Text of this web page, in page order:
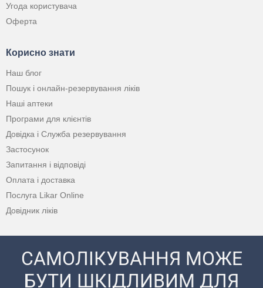
Угода користувача
Оферта
Корисно знати
Наш блог
Пошук і онлайн-резервування ліків
Наші аптеки
Програми для клієнтів
Довідка і Служба резервування
Застосунок
Запитання і відповіді
Оплата і доставка
Послуга Likar Online
Довідник ліків
САМОЛІКУВАННЯ МОЖЕ
БУТИ ШКІДЛИВИМ ДЛЯ